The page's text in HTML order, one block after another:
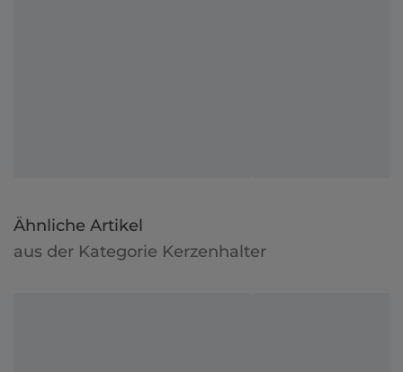
Ähnliche Artikel
aus der Kategorie Kerzenhalter